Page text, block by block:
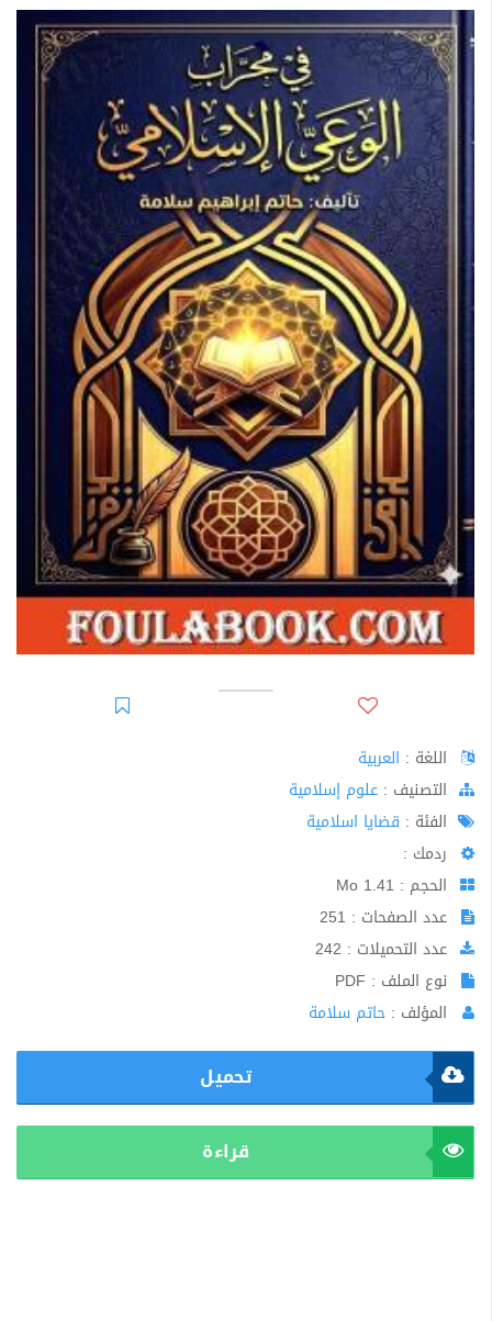
اللغة : العربية
اﻟﺘﺼﻨﻴﻒ : علوم إسلامية
الفئة : قضايا اسلامية
ردمك :
الحجم : 1.41 Mo
عدد الصفحات : 251
عدد التحميلات : 242
نوع الملف : PDF
المؤلف : حاتم سلامة
تحميل
قراءة